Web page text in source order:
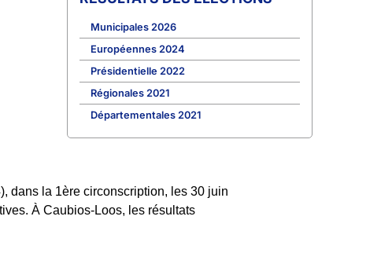
Municipales 2026
Européennes 2024
Présidentielle 2022
Régionales 2021
Départementales 2021
dans la 1ère circonscription, les 30 juin
À Caubios-Loos, les résultats